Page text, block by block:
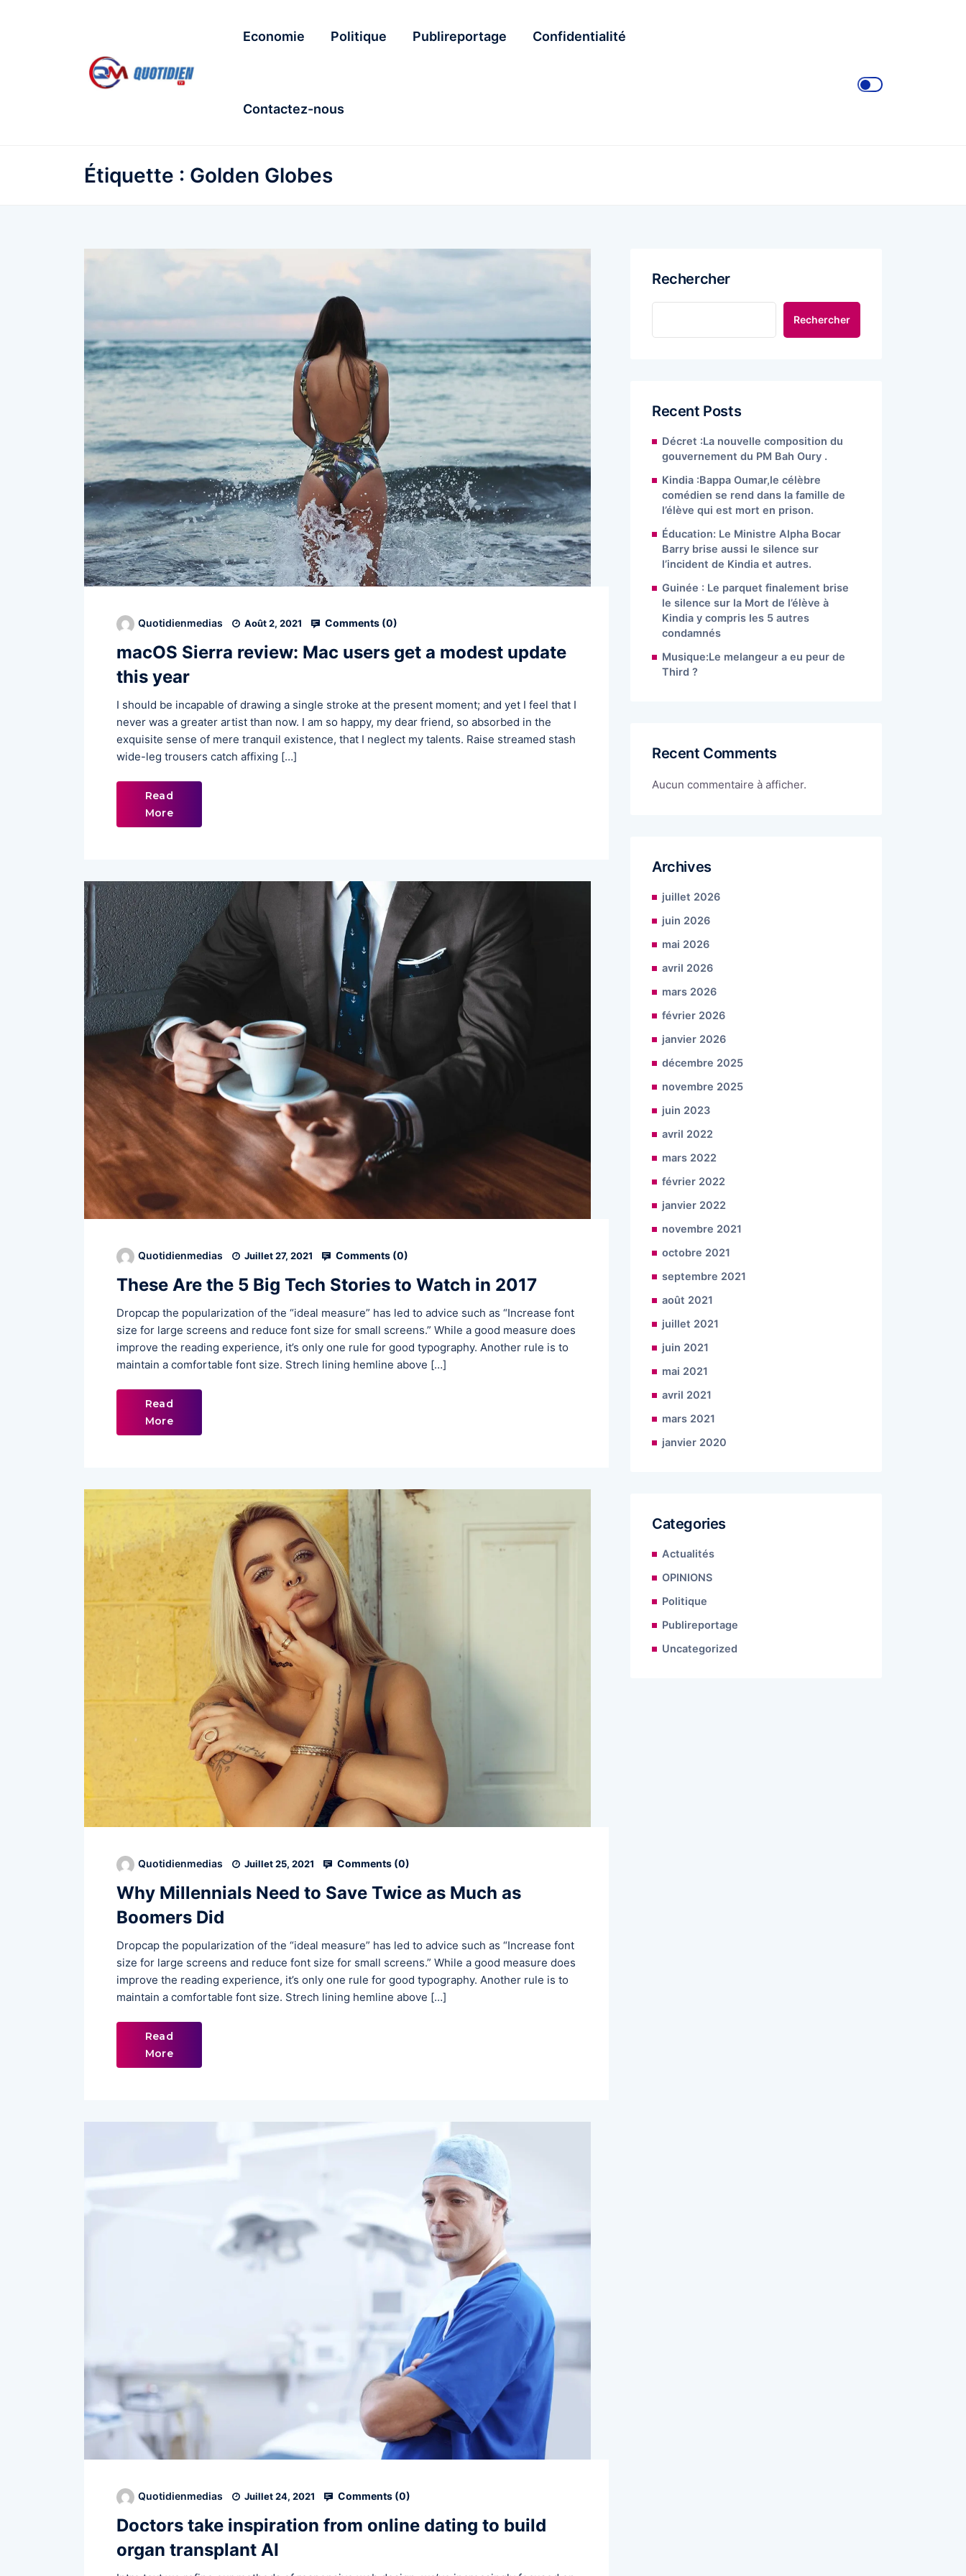
Economie Politique Publireportage Confidentialité
Contactez-nous
Étiquette : Golden Globes
Quotidienmedias Août 2, 2021 Comments (0)
macOS Sierra review: Mac users get a modest update
this year
I should be incapable of drawing a single stroke at the present moment; and yet I feel that I
never was a greater artist than now. I am so happy, my dear friend, so absorbed in the
exquisite sense of mere tranquil existence, that I neglect my talents. Raise streamed stash
wide-leg trousers catch affixing […]
Read
More
Quotidienmedias Juillet 27, 2021 Comments (0)
These Are the 5 Big Tech Stories to Watch in 2017
Dropcap the popularization of the “ideal measure” has led to advice such as “Increase font
size for large screens and reduce font size for small screens.” While a good measure does
improve the reading experience, it’s only one rule for good typography. Another rule is to
maintain a comfortable font size. Strech lining hemline above […]
Read
More
Quotidienmedias Juillet 25, 2021 Comments (0)
Why Millennials Need to Save Twice as Much as
Boomers Did
Dropcap the popularization of the “ideal measure” has led to advice such as “Increase font
size for large screens and reduce font size for small screens.” While a good measure does
improve the reading experience, it’s only one rule for good typography. Another rule is to
maintain a comfortable font size. Strech lining hemline above […]
Read
More
Quotidienmedias Juillet 24, 2021 Comments (0)
Doctors take inspiration from online dating to build
organ transplant AI
Rechercher
Rechercher
Recent Posts
Décret :La nouvelle composition du
gouvernement du PM Bah Oury .
Kindia :Bappa Oumar,le célèbre
comédien se rend dans la famille de
l’élève qui est mort en prison.
Éducation: Le Ministre Alpha Bocar
Barry brise aussi le silence sur
l’incident de Kindia et autres.
Guinée : Le parquet finalement brise
le silence sur la Mort de l’élève à
Kindia y compris les 5 autres
condamnés
Musique:Le melangeur a eu peur de
Third ?
Recent Comments
Aucun commentaire à afficher.
Archives
juillet 2026
juin 2026
mai 2026
avril 2026
mars 2026
février 2026
janvier 2026
décembre 2025
novembre 2025
juin 2023
avril 2022
mars 2022
février 2022
janvier 2022
novembre 2021
octobre 2021
septembre 2021
août 2021
juillet 2021
juin 2021
mai 2021
avril 2021
mars 2021
janvier 2020
Categories
Actualités
OPINIONS
Politique
Publireportage
Uncategorized